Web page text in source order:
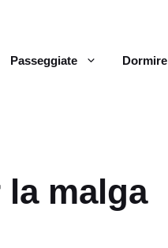
Passeggiate Dormire
la malga